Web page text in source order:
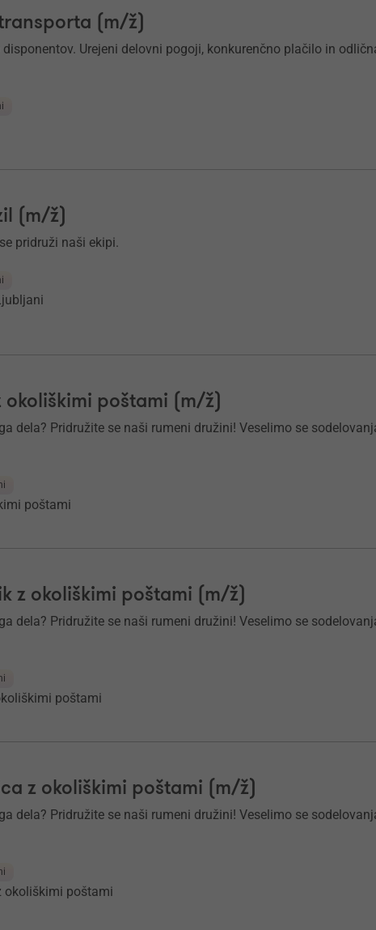
(m/ž)
Urejeni delovni pogoji, konkurenčno plačilo in
(m/ž)
pridruži naši ekipi.
okoliškimi poštami (m/ž)
dela? Pridružite se naši rumeni družini! Veselimo se
poštami
z okoliškimi poštami (m/ž)
dela? Pridružite se naši rumeni družini! Veselimo se
poštami
z okoliškimi poštami (m/ž)
dela? Pridružite se naši rumeni družini! Veselimo se
okoliškimi poštami